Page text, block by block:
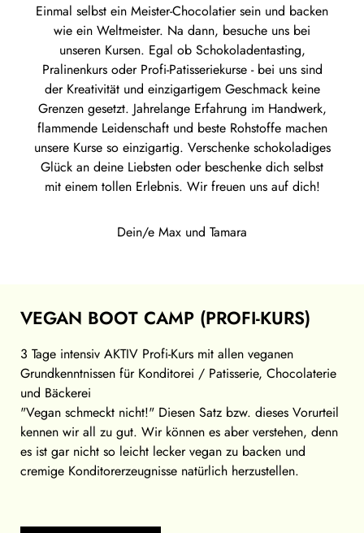
Einmal selbst ein Meister-Chocolatier sein und backen
wie ein Weltmeister. Na dann, besuche uns bei
unseren Kursen. Egal ob Schokoladentasting,
Pralinenkurs oder Profi-Patisseriekurse - bei uns sind
der Kreativität und einzigartigem Geschmack keine
Grenzen gesetzt. Jahrelange Erfahrung im Handwerk,
flammende Leidenschaft und beste Rohstoffe machen
unsere Kurse so einzigartig. Verschenke schokoladiges
Glück an deine Liebsten oder beschenke dich selbst
mit einem tollen Erlebnis. Wir freuen uns auf dich!
Dein/e Max und Tamara
VEGAN BOOT CAMP (PROFI-KURS)
3 Tage intensiv AKTIV Profi-Kurs mit allen veganen
Grundkenntnissen für Konditorei / Patisserie, Chocolaterie
und Bäckerei
"Vegan schmeckt nicht!" Diesen Satz bzw. dieses Vorurteil
kennen wir all zu gut. Wir können es aber verstehen, denn
es ist gar nicht so leicht lecker vegan zu backen und
cremige Konditorerzeugnisse natürlich herzustellen.